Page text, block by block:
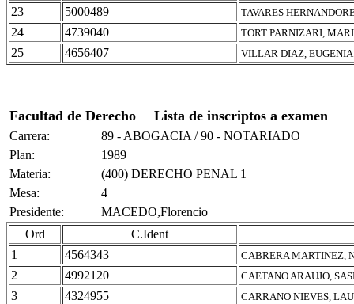
23
5000489 TAVARES
24 4739040 TORT PARNIZARI,
25 4656407 VILLAR DIAZ, EUGENIA
Facultad de Derecho Lista de inscriptos a examen
Carrera:
89 - ABOGACIA / 90 - NOTARIADO
Plan:
1989
Materia:
(400) DERECHO PENAL 1
Mesa:
4
Presidente:
MACEDO,Florencio
Ord
C.Ident
1
4564343 CABRERA MARTINEZ,
2 4992120 CAETANO ARAUJO,
3 4324955 CARRANO NIEVES,